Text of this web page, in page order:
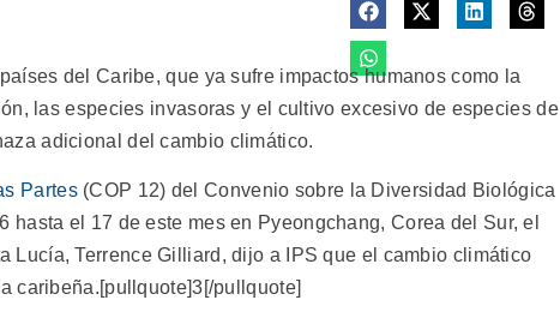
del Caribe, que ya sufre impactos humanos como la
las especies invasoras y el cultivo excesivo de especies de
adicional del cambio climático.
Partes(COP 12) del Convenio sobre la Diversidad Biológica
hasta el 17 de este mes en Pyeongchang, Corea del Sur, el
Lucía, Terrence Gilliard, dijo a IPS que el cambio climático
caribeña.[pullquote]3[/pullquote]